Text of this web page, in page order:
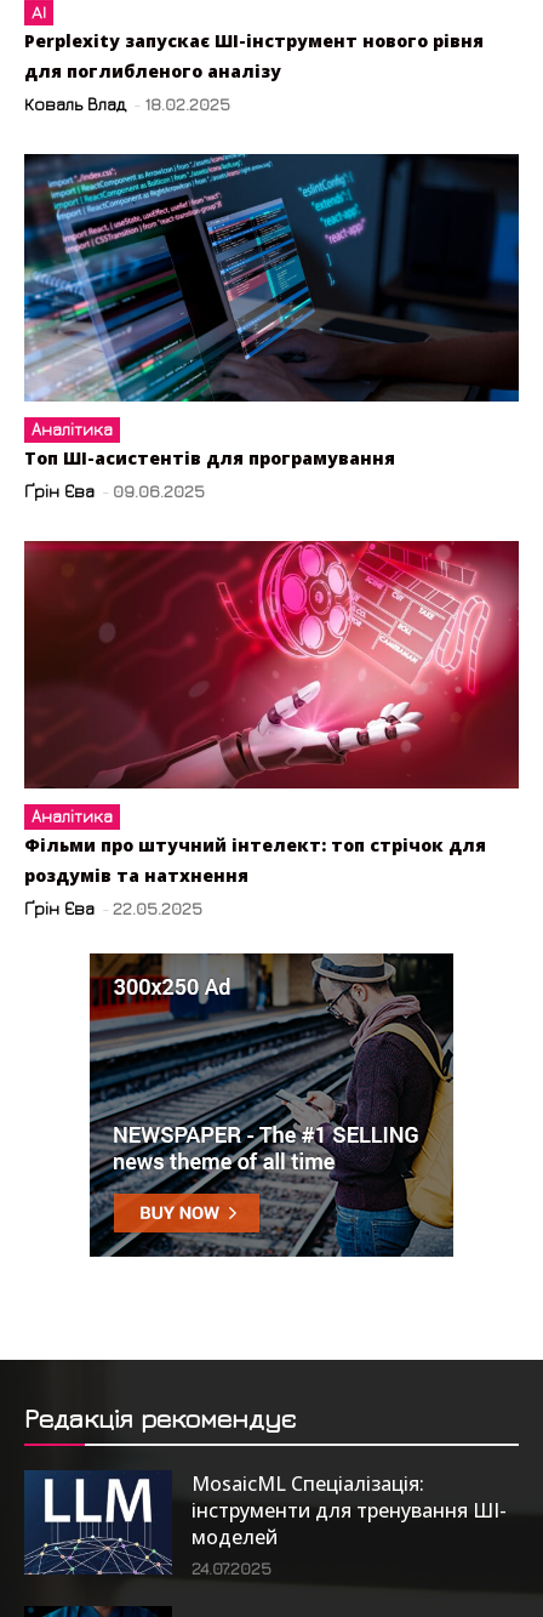
AI
Perplexity запускає ШІ-інструмент нового рівня
для поглибленого аналізу
Коваль Влад - 18.02.2025
Аналітика
Топ ШІ-асистентів для програмування
Ґрін Єва - 09.06.2025
Аналітика
Фільми про штучний інтелект: топ стрічок для
роздумів та натхнення
Ґрін Єва - 22.05.2025
Редакція рекомендує
MosaicML Спеціалізація:
інструменти для тренування ШІ-
моделей
24.07.2025